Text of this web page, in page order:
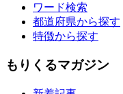
ワード検索
都道府県から探す
特徴から探す
もりくるマガジン